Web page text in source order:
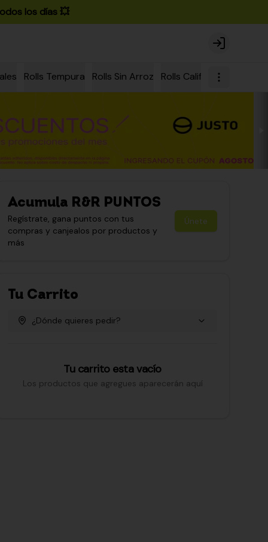
los días 💥
Login
Rolls Tempura Rolls Sin Arroz Rolls California
Acumula R&R PUNTOS
Regístrate, gana puntos con tus
compras y canjealos por productos y
más
Únete
Tu Carrito
¿Dónde quieres pedir?
Tu carrito esta vacío
Los productos que agregues aparecerán aquí